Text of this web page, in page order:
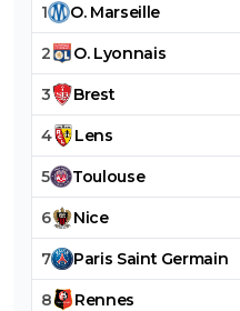
1 O. Marseille
2 O. Lyonnais
3 Brest
4 Lens
5 Toulouse
6 Nice
7 Paris Saint Germain
8 Rennes